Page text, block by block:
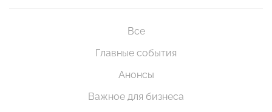
Все
Главные события
Анонсы
Важное для бизнеса